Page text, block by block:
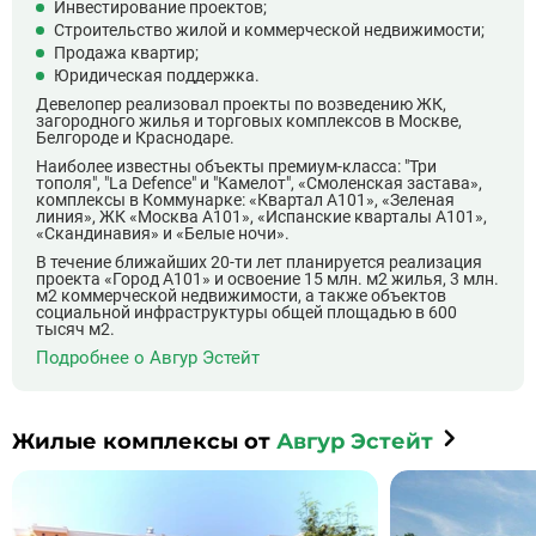
Инвестирование проектов;
Строительство жилой и коммерческой недвижимости;
Продажа квартир;
Юридическая поддержка.
Девелопер реализовал проекты по возведению ЖК,
загородного жилья и торговых комплексов в Москве,
Белгороде и Краснодаре.
Наиболее известны объекты премиум-класса: "Три
тополя", "La Defence" и "Камелот", «Смоленская застава»,
комплексы в Коммунарке: «Квартал А101», «Зеленая
линия», ЖК «Москва А101», «Испанские кварталы А101»,
«Скандинавия» и «Белые ночи».
В течение ближайших 20-ти лет планируется реализация
проекта «Город А101» и освоение 15 млн. м2 жилья, 3 млн.
м2 коммерческой недвижимости, а также объектов
cоциальной инфраструктуры общей площадью в 600
тысяч м2.
Подробнее о Авгур Эстейт
Жилые комплексы от Авгур Эстейт